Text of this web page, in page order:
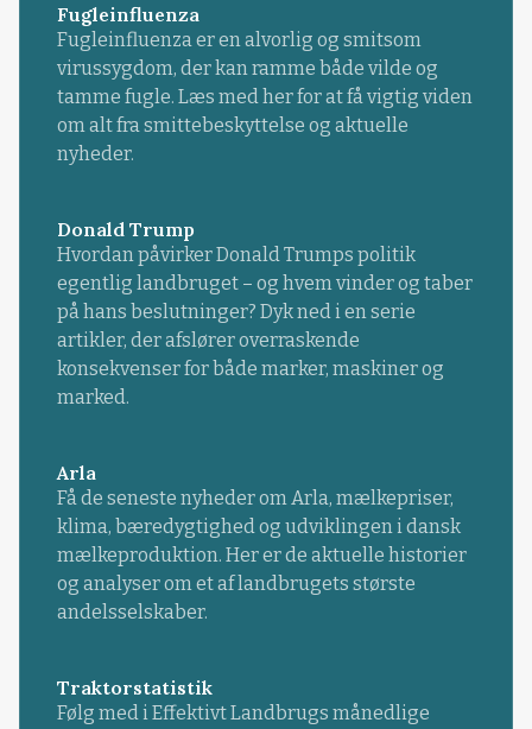
Fugleinfluenza
Fugleinfluenza er en alvorlig og smitsom
virussygdom, der kan ramme både vilde og
tamme fugle. Læs med her for at få vigtig viden
om alt fra smittebeskyttelse og aktuelle
nyheder.
Donald Trump
Hvordan påvirker Donald Trumps politik
egentlig landbruget – og hvem vinder og taber
på hans beslutninger? Dyk ned i en serie
artikler, der afslører overraskende
konsekvenser for både marker, maskiner og
marked.
Arla
Få de seneste nyheder om Arla, mælkepriser,
klima, bæredygtighed og udviklingen i dansk
mælkeproduktion. Her er de aktuelle historier
og analyser om et af landbrugets største
andelsselskaber.
Traktorstatistik
Følg med i Effektivt Landbrugs månedlige